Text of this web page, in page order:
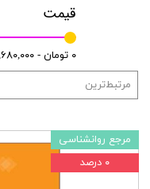
قیمت
۰ تومان - ۱,۶۸۰,۰۰۰ تومان
مرتبط‌ترین
مرجع روانشناسی
۰ درصد